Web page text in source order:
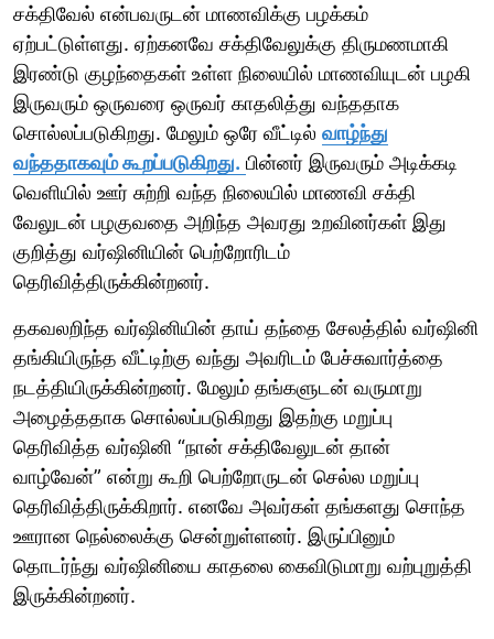
சக்திவேல் என்பவருடன் மாணவிக்கு பழக்கம்
ஏற்பட்டுள்ளது. ஏற்கனவே சக்திவேலுக்கு திருமணமாகி
இரண்டு குழந்தைகள் உள்ள நிலையில் மாணவியுடன் பழகி
இருவரும் ஒருவரை ஒருவர் காதலித்து வந்ததாக
சொல்லப்படுகிறது. மேலும் ஒரே வீட்டில் வாழ்ந்து
வந்ததாகவும் கூறப்படுகிறது. பின்னர் இருவரும் அடிக்கடி
வெளியில் ஊர் சுற்றி வந்த நிலையில் மாணவி சக்தி
வேலுடன் பழகுவதை அறிந்த அவரது உறவினர்கள் இது
குறித்து வர்ஷினியின் பெற்றோரிடம்
தெரிவித்திருக்கின்றனர்.
தகவலறிந்த வர்ஷினியின் தாய் தந்தை சேலத்தில் வர்ஷினி
தங்கியிருந்த வீட்டிற்கு வந்து அவரிடம் பேச்சுவார்த்தை
நடத்தியிருக்கின்றனர். மேலும் தங்களுடன் வருமாறு
அழைத்ததாக சொல்லப்படுகிறது இதற்கு மறுப்பு
தெரிவித்த வர்ஷினி “நான் சக்திவேலுடன் தான்
வாழ்வேன்” என்று கூறி பெற்றோருடன் செல்ல மறுப்பு
தெரிவித்திருக்கிறார். எனவே அவர்கள் தங்களது சொந்த
ஊரான நெல்லைக்கு சென்றுள்ளனர். இருப்பினும்
தொடர்ந்து வர்ஷினியை காதலை கைவிடுமாறு வற்புறுத்தி
இருக்கின்றனர்.